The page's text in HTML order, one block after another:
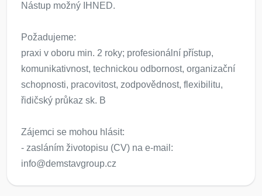
Nástup možný IHNED.
Požadujeme:
praxi v oboru min. 2 roky; profesionální přístup,
komunikativnost, technickou odbornost, organizační
schopnosti, pracovitost, zodpovědnost, flexibilitu,
řidičský průkaz sk. B
Zájemci se mohou hlásit:
- zasláním životopisu (CV) na e-mail:
info@demstavgroup.cz